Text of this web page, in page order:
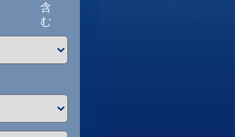
含
む